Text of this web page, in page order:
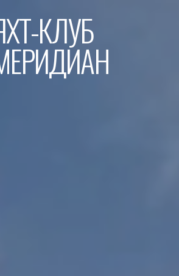
к
содержимому
КЛУБ